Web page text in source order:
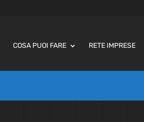
COSA PUOI FARE RETE IMPRESE